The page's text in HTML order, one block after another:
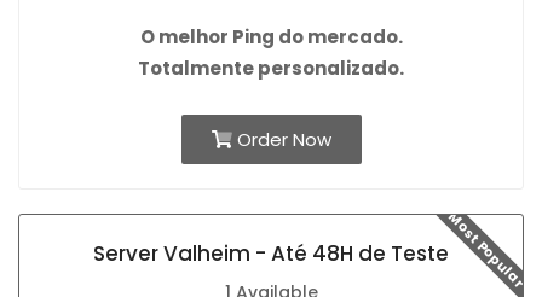
Omelhor Ping do mercado.
Totalmente personalizado.
Order Now
Most Popular
Server Valheim - Até 48H de Teste
1 Available